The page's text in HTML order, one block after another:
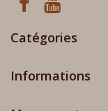
Catégories
Informations